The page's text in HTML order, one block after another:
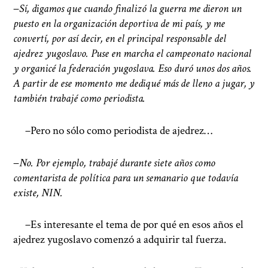
−Sí, digamos que cuando finalizó la guerra me dieron un
puesto en la organización deportiva de mi país, y me
convertí, por así decir, en el principal responsable del
ajedrez yugoslavo. Puse en marcha el campeonato nacional
y organicé la federación yugoslava. Eso duró unos dos años.
A partir de ese momento me dediqué más de lleno a jugar, y
también trabajé como periodista.
−Pero no sólo como periodista de ajedrez…
−No. Por ejemplo, trabajé durante siete años como
comentarista de política para un semanario que todavía
existe, NIN.
−Es interesante el tema de por qué en esos años el
ajedrez yugoslavo comenzó a adquirir tal fuerza.